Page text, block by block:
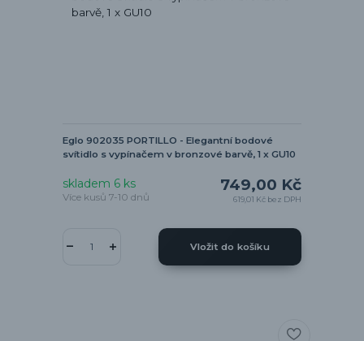
Eglo 902035 PORTILLO - Elegantní bodové
svítidlo s vypínačem v bronzové barvě, 1 x GU10
749,00 Kč
619,01 Kč bez DPH
skladem 6 ks
Více kusů 7-10 dnů
Vložit do košíku